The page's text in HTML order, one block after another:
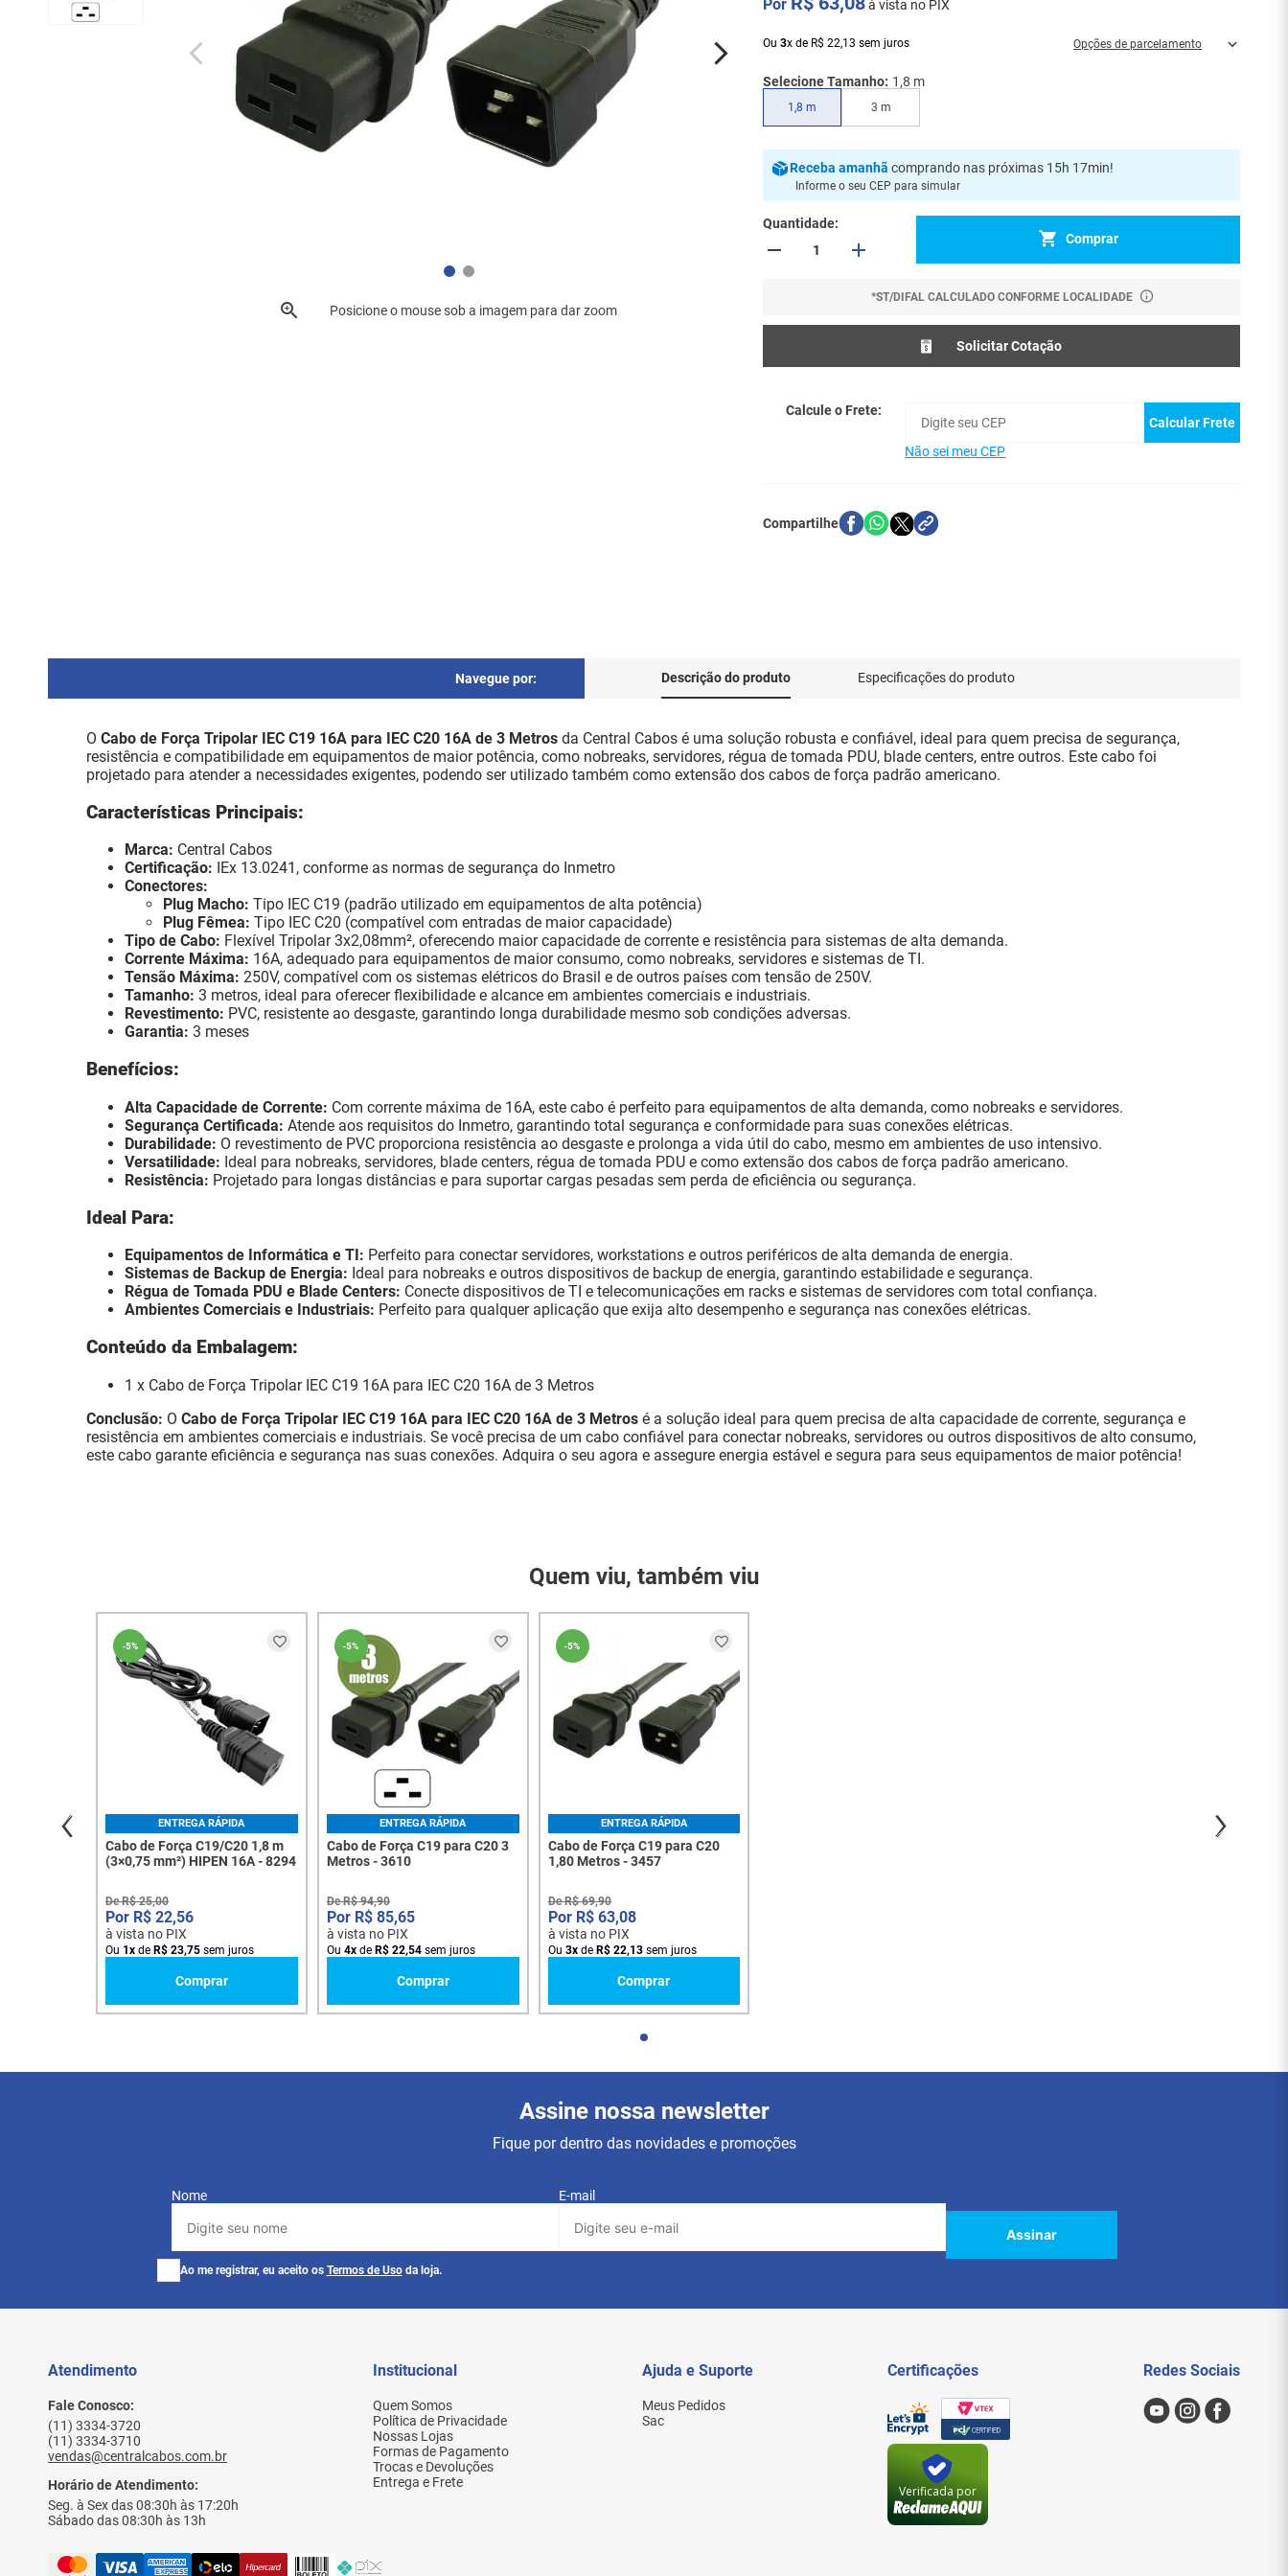
Posicione o mouse sob a imagem para dar zoom
à vista no PIX
Ou3x de R$ 22,13 sem juros Opções de parcelamento
Selecione Tamanho: 1,8 m
1,8 m 3 m
Recebaamanhã comprando nas próximas 15h 17min!
Informe o seu CEP para simular
Quantidade
Comprar
*ST/DIFAL CALCULADO CONFORME LOCALIDADE
Solicitar Cotação
Calcule o Frete:
Calcular Frete
Não sei meu CEP
Navegue por: Descrição do produto Especificações do produto
O Cabo de Força Tripolar IEC C19 16A para IEC C20 16A de 3 Metros da Central Cabos é uma solução robusta e confiável, ideal para quem precisa de segurança,
resistência e compatibilidade em equipamentos de maior potência, como nobreaks, servidores, régua de tomada PDU, blade centers, entre outros. Este cabo foi
projetado para atender a necessidades exigentes, podendo ser utilizado também como extensão dos cabos de força padrão americano.
Características Principais:
Marca: Central Cabos
Certificação: IEx 13.0241, conforme as normas de segurança do Inmetro
Conectores:
Plug Macho: Tipo IEC C19 (padrão utilizado em equipamentos de alta potência)
Plug Fêmea: Tipo IEC C20 (compatível com entradas de maior capacidade)
Tipo de Cabo: Flexível Tripolar 3x2,08mm², oferecendo maior capacidade de corrente e resistência para sistemas de alta demanda.
Corrente Máxima: 16A, adequado para equipamentos de maior consumo, como nobreaks, servidores e sistemas de TI.
Tensão Máxima: 250V, compatível com os sistemas elétricos do Brasil e de outros países com tensão de 250V.
Tamanho: 3 metros, ideal para oferecer flexibilidade e alcance em ambientes comerciais e industriais.
Revestimento: PVC, resistente ao desgaste, garantindo longa durabilidade mesmo sob condições adversas.
Garantia: 3 meses
Benefícios:
Alta Capacidade de Corrente: Com corrente máxima de 16A, este cabo é perfeito para equipamentos de alta demanda, como nobreaks e servidores.
Segurança Certificada: Atende aos requisitos do Inmetro, garantindo total segurança e conformidade para suas conexões elétricas.
Durabilidade: O revestimento de PVC proporciona resistência ao desgaste e prolonga a vida útil do cabo, mesmo em ambientes de uso intensivo.
Versatilidade: Ideal para nobreaks, servidores, blade centers, régua de tomada PDU e como extensão dos cabos de força padrão americano.
Resistência: Projetado para longas distâncias e para suportar cargas pesadas sem perda de eficiência ou segurança.
Ideal Para:
Equipamentos de Informática e TI: Perfeito para conectar servidores, workstations e outros periféricos de alta demanda de energia.
Sistemas de Backup de Energia: Ideal para nobreaks e outros dispositivos de backup de energia, garantindo estabilidade e segurança.
Régua de Tomada PDU e Blade Centers: Conecte dispositivos de TI e telecomunicações em racks e sistemas de servidores com total confiança.
Ambientes Comerciais e Industriais: Perfeito para qualquer aplicação que exija alto desempenho e segurança nas conexões elétricas.
Conteúdo da Embalagem:
1 x Cabo de Força Tripolar IEC C19 16A para IEC C20 16A de 3 Metros
Conclusão: O Cabo de Força Tripolar IEC C19 16A para IEC C20 16A de 3 Metros é a solução ideal para quem precisa de alta capacidade de corrente, segurança e
resistência em ambientes comerciais e industriais. Se você precisa de um cabo confiável para conectar nobreaks, servidores ou outros dispositivos de alto consumo,
este cabo garante eficiência e segurança nas suas conexões. Adquira o seu agora e assegure energia estável e segura para seus equipamentos de maior potência!
Quem viu, também viu
-5%
ENTREGA RÁPIDA
Cabo de Força C19/C20 1,8 m
(3×0,75 mm²) HIPEN 16A - 8294
DeR$ 25,00
R$ 22,56
à vista no PIX
Ou 1x de R$ 23,75 sem juros
Comprar
-5%
ENTREGA RÁPIDA
Cabo de Força C19 para C20 3
Metros - 3610
DeR$ 94,90
R$ 85,65
à vista no PIX
Ou 4xde R$ 22,54sem juros
Comprar
-5%
ENTREGA RÁPIDA
Cabo de Força C19 para C20
1,80 Metros - 3457
DeR$ 69,90
R$ 63,08
à vista no PIX
Ou 3xde R$ 22,13sem juros
Comprar
Assine nossa newsletter
Fique por dentro das novidades e promoções
Nome E-mail
Assinar
Ao me registrar, eu aceito os Termos de Uso da loja.
Atendimento
Fale Conosco:
(11) 3334-3720
(11) 3334-3710
vendas@centralcabos.com.br
Horário de Atendimento:
Seg. à Sex das 08:30h às 17:20h
Sábado das 08:30h às 13h
Institucional
Quem Somos
Política de Privacidade
Nossas Lojas
Formas de Pagamento
Trocas e Devoluções
Entrega e Frete
Ajuda e Suporte
Meus Pedidos
Sac
Certificações
Verificada por
Redes Sociais